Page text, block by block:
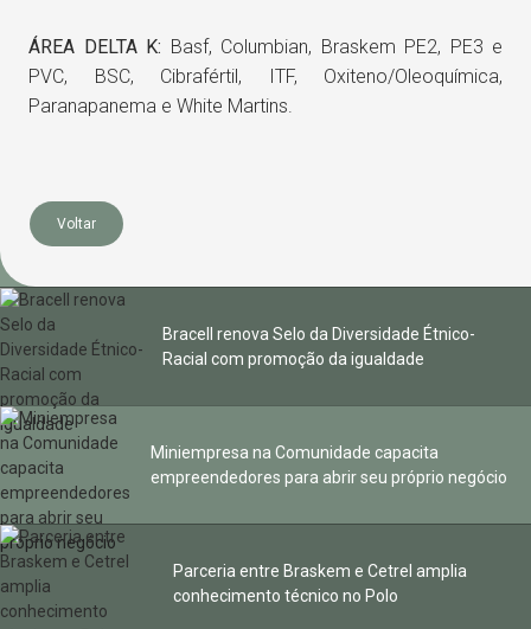
ÁREA DELTA K: Basf, Columbian, Braskem PE2, PE3 e
PVC, BSC, Cibrafértil, ITF, Oxiteno/Oleoquímica,
Paranapanema e White Martins.
Voltar
Bracell renova Selo da Diversidade Étnico-
Racial com promoção da igualdade
Miniempresa na Comunidade capacita
empreendedores para abrir seu próprio negócio
Parceria entre Braskem e Cetrel amplia
conhecimento técnico no Polo